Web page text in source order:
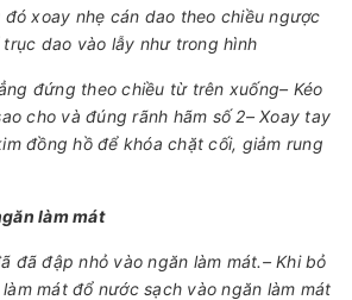
xoay nhẹ cán dao theo chiều ngược
dao vào lẫy như trong hình
đứng theo chiều từ trên xuống– Kéo
cho và đúng rãnh hãm số 2– Xoay tay
đồng hồ để khóa chặt cối, giảm rung
làm mát
đã đập nhỏ vào ngăn làm mát.– Khi bỏ
mát đổ nước sạch vào ngăn làm mát